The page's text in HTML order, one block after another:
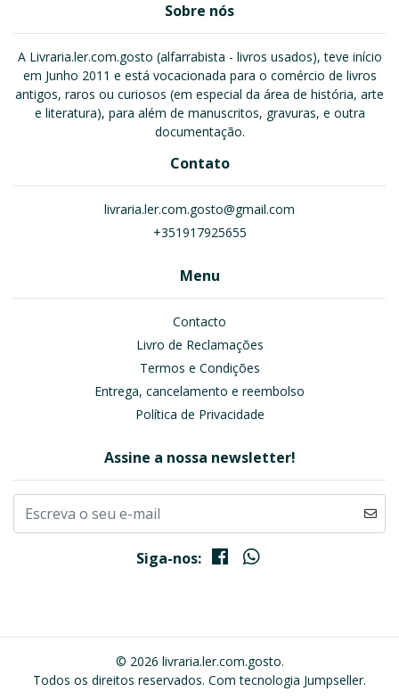
Sobre nós
A Livraria.ler.com.gosto (alfarrabista - livros usados), teve início
em Junho 2011 e está vocacionada para o comércio de livros
antigos, raros ou curiosos (em especial da área de história, arte
e literatura), para além de manuscritos, gravuras, e outra
documentação.
Contato
livraria.ler.com.gosto@gmail.com
+351917925655
Menu
Contacto
Livro de Reclamações
Termos e Condições
Entrega, cancelamento e reembolso
Política de Privacidade
Assine a nossa newsletter!
Siga-nos:
© 2026 livraria.ler.com.gosto.
Todos os direitos reservados. Com tecnologia Jumpseller.